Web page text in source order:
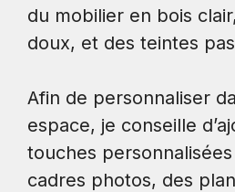
du mobilier en bois
doux, et des teintes
Afin de personnaliser
espace, je conseille
touches
cadres photos, des